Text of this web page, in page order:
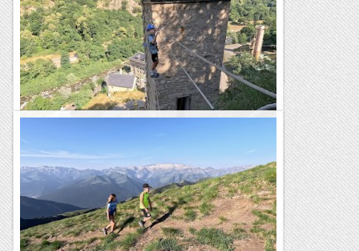
Fa uns dies vam posar punt final a la temporada del grup de
senderistes completant el recorregut del GR2 entre
Aiguafreda i Granollers. Tanmateix, en aquest grup hi ha...
Blog de muntanya
Avui hem tancat les colònies d'estiu a la Vall d'Aran amb en
Jan i la Mariona, amb una activitat diferent. Després de fer,
en jornades anteriors, espeleologia,...
Blog de muntanya